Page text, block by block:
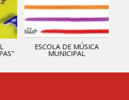
ESCOLA DE MÚSICA
MUNICIPAL